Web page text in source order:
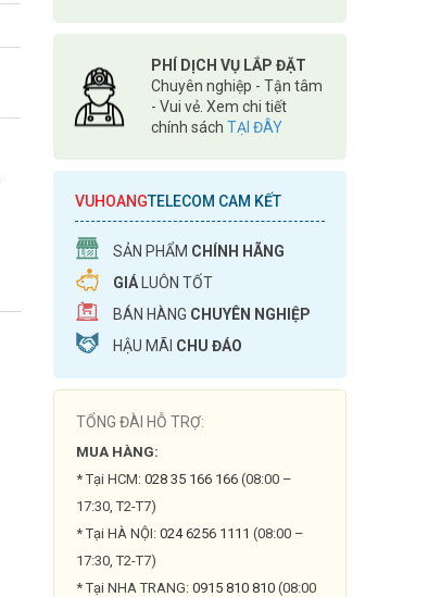
PHÍ DỊCH VỤ LẮP ĐẶT
Chuyên nghiệp - Tận tâm
- Vui vẻ. Xem chi tiết
chính sách TẠI ĐÂY
VUHOANGTELECOM CAM KẾT
SẢN PHẨM CHÍNH HÃNG
GIÁ LUÔN TỐT
BÁN HÀNG CHUYÊN NGHIỆP
HẬU MÃI CHU ĐÁO
TỔNG ĐÀI HỖ TRỢ:
MUA HÀNG:
* Tại HCM: 028 35 166 166 (08:00 –
17:30, T2-T7)
* Tại HÀ NỘI: 024 6256 1111 (08:00 –
17:30, T2-T7)
* Tại NHA TRANG: 0915 810 810 (08:00